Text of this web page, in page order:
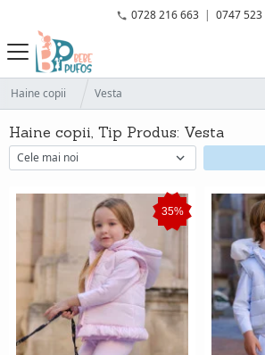
0728 216 663 | 0747 523
Haine copii Vesta
Haine copii, Tip Produs: Vesta
35%